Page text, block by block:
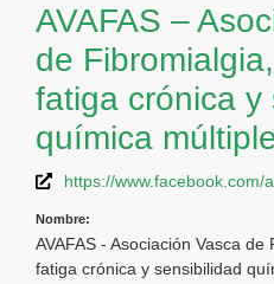
AVAFAS –
de
fatiga crónica y
química
https://www.facebook.com/
Nombre:
AVAFAS - Asociación Vasca
fatiga crónica y sensibilidad